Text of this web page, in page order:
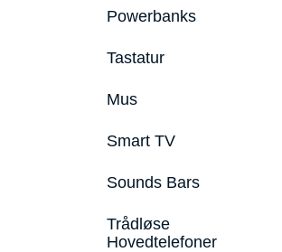
Powerbanks
Tastatur
Mus
Smart TV
Sounds Bars
Trådløse
Hovedtelefoner